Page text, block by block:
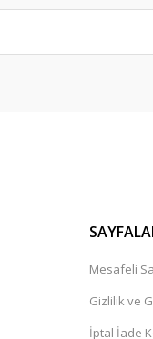
olmalı.
Mesafeli
Gizlilik ve
İptal İade